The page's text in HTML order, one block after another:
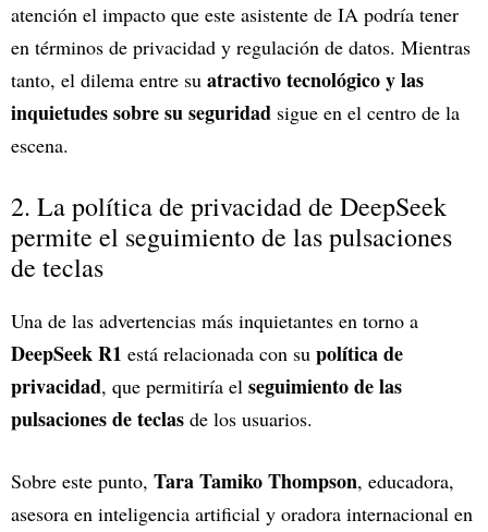
atención el impacto que este asistente de IA podría tener
en términos de privacidad y regulación de datos. Mientras
tanto, el dilema entre su atractivo tecnológico y las
inquietudes sobre su seguridad sigue en el centro de la
escena.
2. La política de privacidad de DeepSeek
permite el seguimiento de las pulsaciones
de teclas
Una de las advertencias más inquietantes en torno a
DeepSeek R1 está relacionada con su política de
privacidad, que permitiría el seguimiento de las
pulsaciones de teclas de los usuarios.
Sobre este punto, Tara Tamiko Thompson, educadora,
asesora en inteligencia artificial y oradora internacional en